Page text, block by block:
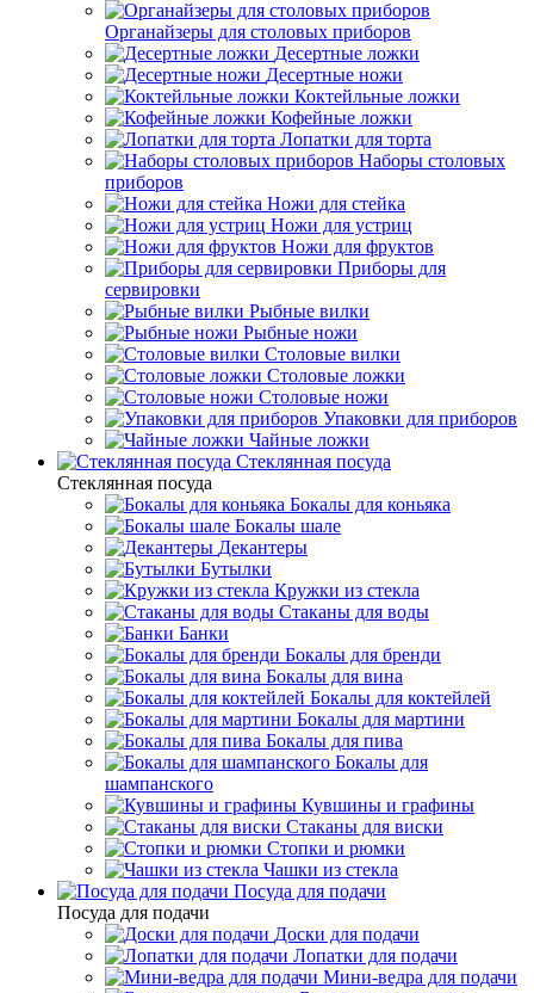
Органайзеры для столовых приборов
Десертные ложки
Десертные ножи
Коктейльные ложки
Кофейные ложки
Лопатки для торта
Наборы столовых
приборов
Ножи для стейка
Ножи для устриц
Ножи для фруктов
Приборы для
сервировки
Рыбные вилки
Рыбные ножи
Столовые вилки
Столовые ложки
Столовые ножи
Упаковки для приборов
Чайные ложки
Стеклянная посуда
Стеклянная посуда
Бокалы для коньяка
Бокалы шале
Декантеры
Бутылки
Кружки из стекла
Стаканы для воды
Банки
Бокалы для бренди
Бокалы для вина
Бокалы для коктейлей
Бокалы для мартини
Бокалы для пива
Бокалы для
шампанского
Кувшины и графины
Стаканы для виски
Стопки и рюмки
Чашки из стекла
Посуда для подачи
Посуда для подачи
Доски для подачи
Лопатки для подачи
Мини-ведра для подачи